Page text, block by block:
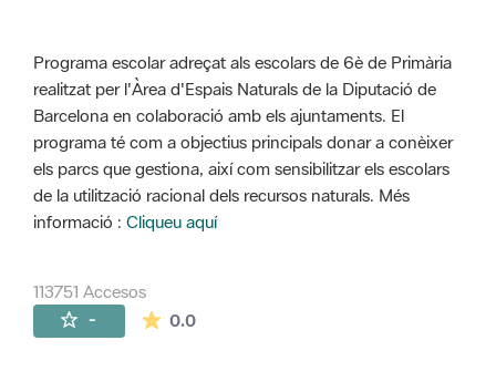
Programa escolar adreçat als escolars de 6è de Primària
realitzat per l'Àrea d'Espais Naturals de la Diputació de
Barcelona en colaboració amb els ajuntaments. El
programa té com a objectius principals donar a conèixer
els parcs que gestiona, així com sensibilitzar els escolars
de la utilització racional dels recursos naturals. Més
informació : Cliqueu aquí
113751 Accesos
- 0.0La valoración media es de 0 estrellas de